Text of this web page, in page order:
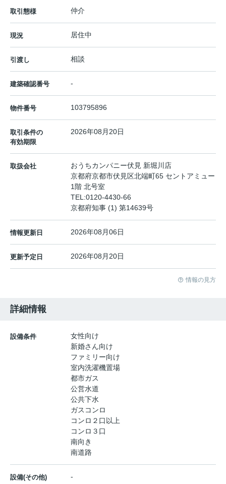
取引態様 仲介
現況 居住中
引渡し 相談
建築確認番号 -
物件番号 103795896
取引条件の
有効期限
2026年08月20日
取扱会社
おうちカンパニー伏見 新堀川店
京都府京都市伏見区北端町65 セントアミュー
1階 北号室
TEL:0120-4430-66
京都府知事 (1) 第14639号
情報更新日 2026年08月06日
更新予定日 2026年08月20日
情報の見方
詳細情報
設備条件
女性向け
新婚さん向け
ファミリー向け
室内洗濯機置場
都市ガス
公営水道
公共下水
ガスコンロ
コンロ２口以上
コンロ３口
南向き
南道路
設備(その他) -